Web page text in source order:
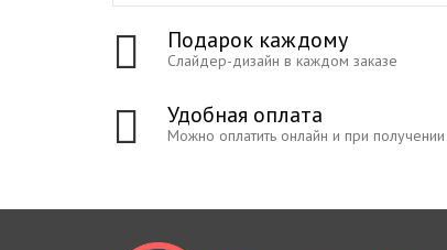
Подарок каждому
Слайдер-дизайн в каждом заказе
Удобная оплата
Можно оплатить онлайн и при получении